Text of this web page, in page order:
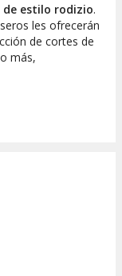
estilo rodizio.
les ofrecerán
de cortes de
más,
se